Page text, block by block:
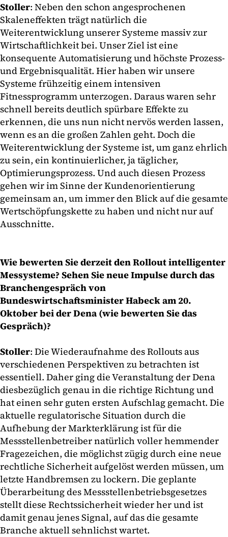
Stoller: Neben den schon angesprochenen
Skaleneffekten trägt natürlich die
Weiterentwicklung unserer Systeme massiv zur
Wirtschaftlichkeit bei. Unser Ziel ist eine
konsequente Automatisierung und höchste Prozess-
und Ergebnisqualität. Hier haben wir unsere
Systeme frühzeitig einem intensiven
Fitnessprogramm unterzogen. Daraus waren sehr
schnell bereits deutlich spürbare Effekte zu
erkennen, die uns nun nicht nervös werden lassen,
wenn es an die großen Zahlen geht. Doch die
Weiterentwicklung der Systeme ist, um ganz ehrlich
zu sein, ein kontinuierlicher, ja täglicher,
Optimierungsprozess. Und auch diesen Prozess
gehen wir im Sinne der Kundenorientierung
gemeinsam an, um immer den Blick auf die gesamte
Wertschöpfungskette zu haben und nicht nur auf
Ausschnitte.
Wie bewerten Sie derzeit den Rollout intelligenter
Messysteme? Sehen Sie neue Impulse durch das
Branchengespräch von
Bundeswirtschaftsminister Habeck am 20.
Oktober bei der Dena (wie bewerten Sie das
Gespräch)?
Stoller: Die Wiederaufnahme des Rollouts aus
verschiedenen Perspektiven zu betrachten ist
essentiell. Daher ging die Veranstaltung der Dena
diesbezüglich genau in die richtige Richtung und
hat einen sehr guten ersten Aufschlag gemacht. Die
aktuelle regulatorische Situation durch die
Aufhebung der Markterklärung ist für die
Messstellenbetreiber natürlich voller hemmender
Fragezeichen, die möglichst zügig durch eine neue
rechtliche Sicherheit aufgelöst werden müssen, um
letzte Handbremsen zu lockern. Die geplante
Überarbeitung des Messstellenbetriebsgesetzes
stellt diese Rechtssicherheit wieder her und ist
damit genau jenes Signal, auf das die gesamte
Branche aktuell sehnlichst wartet.